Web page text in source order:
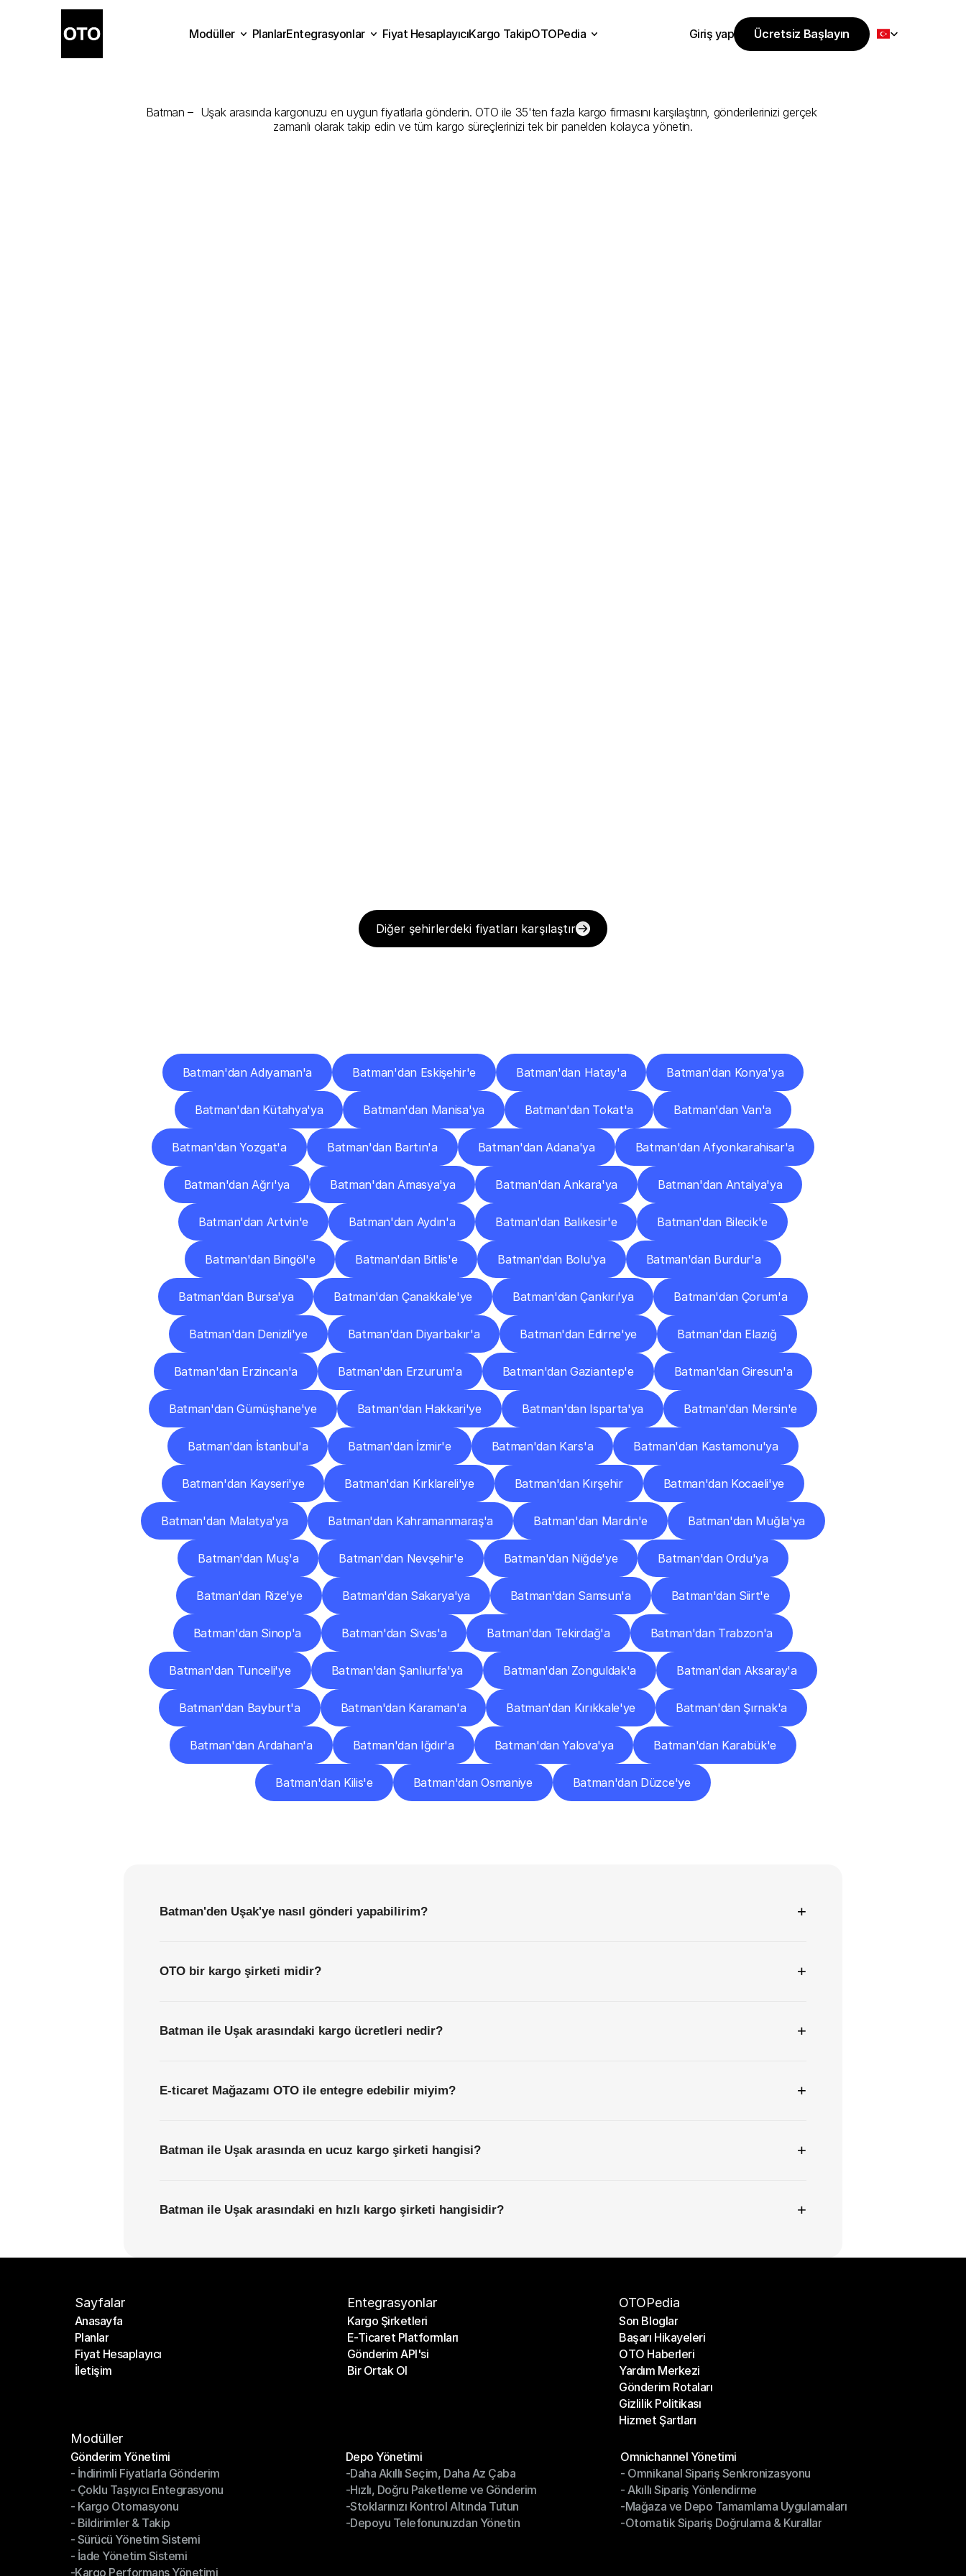
Enİyi
Batman –  Uşak arasında kargonuzu en uygun fiyatlarla gönderin. OTO ile 35'ten fazla kargo firmasını karşılaştırın, gönderilerinizi gerçek
zamanlı olarak takip edin ve tüm kargo süreçlerinizi tek bir panelden kolayca yönetin.
Diğer şehirlerdeki fiyatları karşılaştır
Batman'dan Adıyaman'a Batman'dan Eskişehir'e Batman'dan Hatay'a Batman'dan Konya'ya
Batman'dan Kütahya'ya Batman'dan Manisa'ya Batman'dan Tokat'a Batman'dan Van'a
Batman'dan Yozgat'a Batman'dan Bartın'a Batman'dan Adana'ya Batman'dan Afyonkarahisar'a
Batman'dan Ağrı'ya Batman'dan Amasya'ya Batman'dan Ankara'ya Batman'dan Antalya'ya
Batman'dan Artvin'e Batman'dan Aydın'a Batman'dan Balıkesir'e Batman'dan Bilecik'e
Batman'dan Bingöl'e Batman'dan Bitlis'e Batman'dan Bolu'ya Batman'dan Burdur'a
Batman'dan Bursa'ya Batman'dan Çanakkale'ye Batman'dan Çankırı'ya Batman'dan Çorum'a
Batman'dan Denizli'ye Batman'dan Diyarbakır'a Batman'dan Edirne'ye Batman'dan Elazığ
Batman'dan Erzincan'a Batman'dan Erzurum'a Batman'dan Gaziantep'e Batman'dan Giresun'a
Batman'dan Gümüşhane'ye Batman'dan Hakkari'ye Batman'dan Isparta'ya Batman'dan Mersin'e
Batman'dan İstanbul'a Batman'dan İzmir'e Batman'dan Kars'a Batman'dan Kastamonu'ya
Batman'dan Kayseri'ye Batman'dan Kırklareli'ye Batman'dan Kırşehir Batman'dan Kocaeli'ye
Batman'dan Malatya'ya Batman'dan Kahramanmaraş'a Batman'dan Mardin'e Batman'dan Muğla'ya
Batman'dan Muş'a Batman'dan Nevşehir'e Batman'dan Niğde'ye Batman'dan Ordu'ya
Batman'dan Rize'ye Batman'dan Sakarya'ya Batman'dan Samsun'a Batman'dan Siirt'e
Batman'dan Sinop'a Batman'dan Sivas'a Batman'dan Tekirdağ'a Batman'dan Trabzon'a
Batman'dan Tunceli'ye Batman'dan Şanlıurfa'ya Batman'dan Zonguldak'a Batman'dan Aksaray'a
Batman'dan Bayburt'a Batman'dan Karaman'a Batman'dan Kırıkkale'ye Batman'dan Şırnak'a
Batman'dan Ardahan'a Batman'dan Iğdır'a Batman'dan Yalova'ya Batman'dan Karabük'e
Batman'dan Kilis'e Batman'dan Osmaniye Batman'dan Düzce'ye
Batman'den Uşak'ye nasıl gönderi yapabilirim? +
OTO bir kargo şirketi midir? +
Batman ile Uşak arasındaki kargo ücretleri nedir? +
E-ticaret Mağazamı OTO ile entegre edebilir miyim? +
Batman ile Uşak arasında en ucuz kargo şirketi hangisi? +
Batman ile Uşak arasındaki en hızlı kargo şirketi hangisidir? +
Sayfalar
Anasayfa
Anasayfa
Planlar
Planlar
Fiyat Hesaplayıcı
Fiyat Hesaplayıcı
İletişim
Entegrasyonlar
Kargo Şirketleri
Kargo Şirketleri
E-Ticaret Platformları
E-Ticaret Platformları
Gönderim API'si
Gönderim API'si
Bir Ortak Ol
OTOPedia
Son Bloglar
Son Bloglar
Başarı Hikayeleri
Başarı Hikayeleri
OTO Haberleri
OTO Haberleri
Yardım Merkezi
Yardım Merkezi
Gönderim Rotaları
Gönderim Rotaları
Gizlilik Politikası
Gizlilik Politikası
Hizmet Şartları
Modüller
Gönderim Yönetimi
Gönderim Yönetimi
- İndirimli Fiyatlarla Gönderim
- İndirimli Fiyatlarla Gönderim
- Çoklu Taşıyıcı Entegrasyonu
- Çoklu Taşıyıcı Entegrasyonu
- Kargo Otomasyonu
- Kargo Otomasyonu
- Bildirimler & Takip
- Bildirimler & Takip
- Sürücü Yönetim Sistemi
- Sürücü Yönetim Sistemi
- İade Yönetim Sistemi
- İade Yönetim Sistemi
-Kargo Performans Yönetimi
Depo Yönetimi
Depo Yönetimi
-Daha Akıllı Seçim, Daha Az Çaba
-Daha Akıllı Seçim, Daha Az Çaba
-Hızlı, Doğru Paketleme ve Gönderim
-Hızlı, Doğru Paketleme ve Gönderim
-Stoklarınızı Kontrol Altında Tutun
-Stoklarınızı Kontrol Altında Tutun
-Depoyu Telefonunuzdan Yönetin
Omnichannel Yönetimi
Omnichannel Yönetimi
- Omnikanal Sipariş Senkronizasyonu
- Omnikanal Sipariş Senkronizasyonu
- Akıllı Sipariş Yönlendirme
- Akıllı Sipariş Yönlendirme
-Mağaza ve Depo Tamamlama Uygulamaları
-Mağaza ve Depo Tamamlama Uygulamaları
-Otomatik Sipariş Doğrulama & Kurallar
Modüller
PlanlarEntegrasyonlar
Fiyat HesaplayıcıKargo TakipOTOPedia
Giriş yap
Ücretsiz Başlayın
Ücretsiz Başlayın